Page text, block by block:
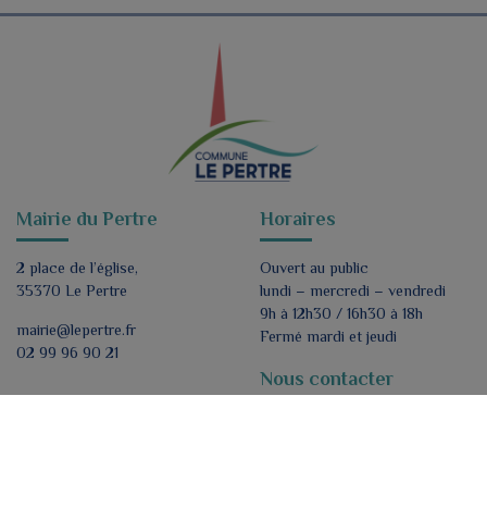
Mairie du Pertre
2 place de l’église,
35370 Le Pertre
mairie@lepertre.fr
02 99 96 90 21
Horaires
Ouvert au public
lundi – mercredi – vendredi
9h à 12h30 / 16h30 à 18h
Fermé mardi et jeudi
Nous contacter